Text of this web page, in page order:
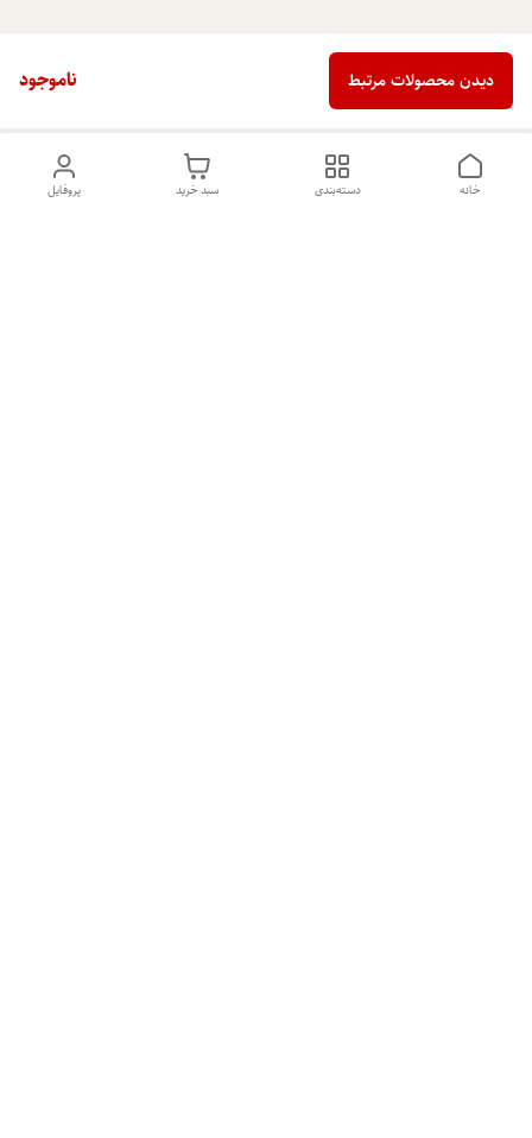
ناموجود دیدن محصولات مرتبط
پروفایل سبد خرید دسته‌بندی خانه